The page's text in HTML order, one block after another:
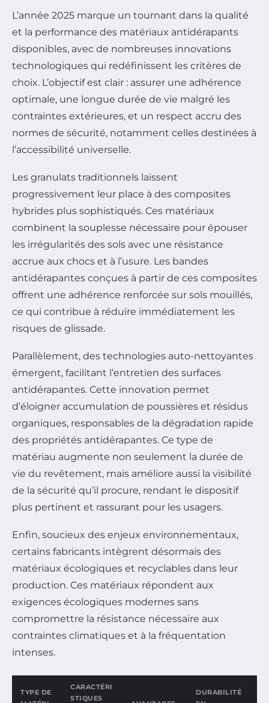
L’année 2025 marque un tournant dans la qualité
et la performance des matériaux antidérapants
disponibles, avec de nombreuses innovations
technologiques qui redéfinissent les critères de
choix. L’objectif est clair : assurer une adhérence
optimale, une longue durée de vie malgré les
contraintes extérieures, et un respect accru des
normes de sécurité, notamment celles destinées à
l’accessibilité universelle.
Les granulats traditionnels laissent
progressivement leur place à des composites
hybrides plus sophistiqués. Ces matériaux
combinent la souplesse nécessaire pour épouser
les irrégularités des sols avec une résistance
accrue aux chocs et à l’usure. Les bandes
antidérapantes conçues à partir de ces composites
offrent une adhérence renforcée sur sols mouillés,
ce qui contribue à réduire immédiatement les
risques de glissade.
Parallèlement, des technologies auto-nettoyantes
émergent, facilitant l’entretien des surfaces
antidérapantes. Cette innovation permet
d’éloigner accumulation de poussières et résidus
organiques, responsables de la dégradation rapide
des propriétés antidérapantes. Ce type de
matériau augmente non seulement la durée de
vie du revêtement, mais améliore aussi la visibilité
de la sécurité qu’il procure, rendant le dispositif
plus pertinent et rassurant pour les usagers.
Enfin, soucieux des enjeux environnementaux,
certains fabricants intègrent désormais des
matériaux écologiques et recyclables dans leur
production. Ces matériaux répondent aux
exigences écologiques modernes sans
compromettre la résistance nécessaire aux
contraintes climatiques et à la fréquentation
intenses.
TYPE DE
CARACTÉRI
STIQUES
DURABILITÉ